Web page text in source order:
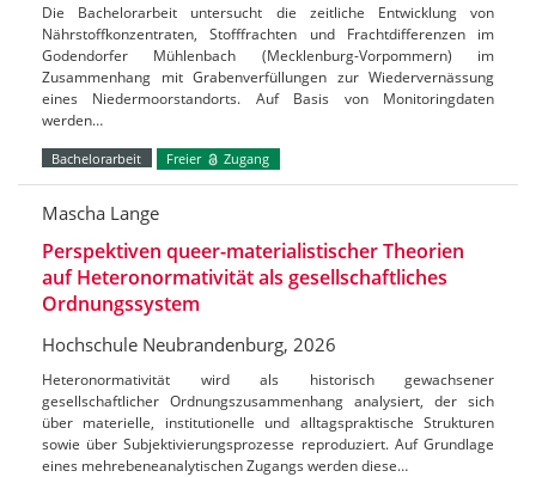
Die Bachelorarbeit untersucht die zeitliche Entwicklung von
Nährstoffkonzentraten, Stofffrachten und Frachtdifferenzen im
Godendorfer Mühlenbach (Mecklenburg-Vorpommern) im
Zusammenhang mit Grabenverfüllungen zur Wiedervernässung
eines Niedermoorstandorts. Auf Basis von Monitoringdaten
werden…
Bachelorarbeit Freier Zugang
Mascha Lange
Perspektiven queer-materialistischer Theorien
auf Heteronormativität als gesellschaftliches
Ordnungssystem
Hochschule Neubrandenburg, 2026
Heteronormativität wird als historisch gewachsener
gesellschaftlicher Ordnungszusammenhang analysiert, der sich
über materielle, institutionelle und alltagspraktische Strukturen
sowie über Subjektivierungsprozesse reproduziert. Auf Grundlage
eines mehrebeneanalytischen Zugangs werden diese…